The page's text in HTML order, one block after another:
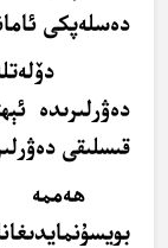
دەسلەپكى
دەۋرلىرىدە
قىسلىقى
ھەممە